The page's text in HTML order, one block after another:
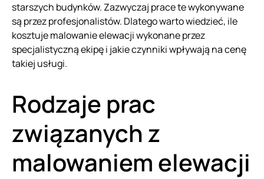
starszych budynków. Zazwyczaj prace te wykonywane
są przez profesjonalistów. Dlatego warto wiedzieć, ile
kosztuje malowanie elewacji wykonane przez
specjalistyczną ekipę i jakie czynniki wpływają na cenę
takiej usługi.
Rodzaje prac
związanych z
malowaniem elewacji